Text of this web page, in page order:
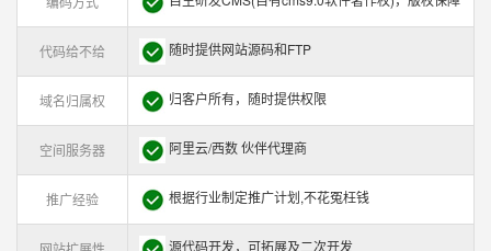
代码给不给 随时提供网站源码和FTP
域名归属权 归客户所有，随时提供权限
空间服务器 阿里云/西数 伙伴代理商
推广经验 根据行业制定推广计划,不花冤枉钱
源代码开发，可拓展及二次开发